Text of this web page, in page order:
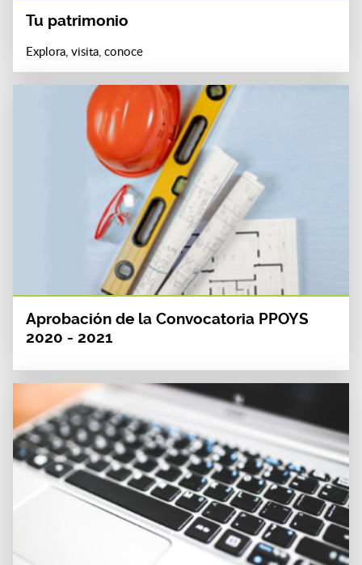
Tu patrimonio
Explora, visita, conoce
Aprobación de la Convocatoria PPOYS
2020 - 2021